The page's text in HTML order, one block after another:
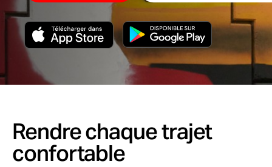
Rendre chaque trajet
confortable